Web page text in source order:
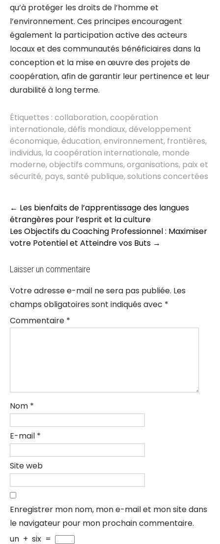
qu’à protéger les droits de l’homme et
l’environnement. Ces principes encouragent
également la participation active des acteurs
locaux et des communautés bénéficiaires dans la
conception et la mise en œuvre des projets de
coopération, afin de garantir leur pertinence et leur
durabilité à long terme.
Étiquettes : collaboration,coopération
internationale,défis mondiaux,développement
économique,éducation,environnement, frontières,
individus, la coopération internationale, monde
moderne,objectifs communs,organisations, paix et
sécurité, pays,santé publique,solutions concertées
Post
navigation
← Les bienfaits de l’apprentissage des langues
étrangères pour l’esprit et la culture
Les Objectifs du Coaching Professionnel : Maximiser
votre Potentiel et Atteindre vos Buts →
Laisser un commentaire
Votre adresse e-mail ne sera pas publiée. Les
champs obligatoires sont indiqués avec *
Commentaire *
Nom *
E-mail *
Site web
Enregistrer mon nom, mon e-mail et mon site dans
le navigateur pour mon prochain commentaire.
un + six =